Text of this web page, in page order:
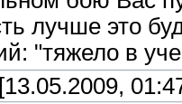
лучше это
"тяжело в